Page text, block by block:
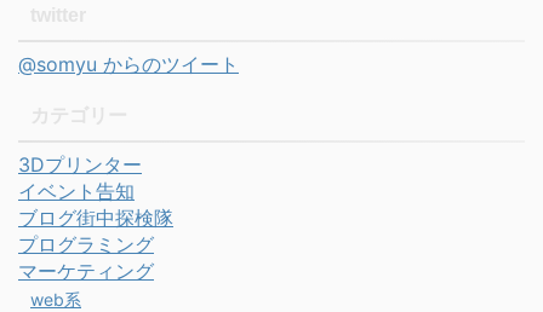
@somyu からのツイート
3Dプリンター
イベント告知
ブログ街中探検隊
プログラミング
マーケティング
web系